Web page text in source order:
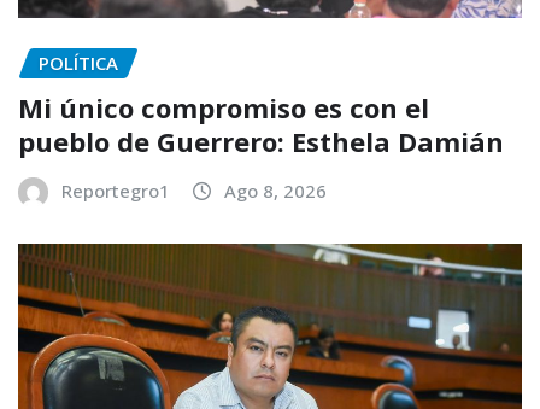
POLÍTICA
Mi único compromiso es con el
pueblo de Guerrero: Esthela Damián
Reportegro1 Ago 8, 2026